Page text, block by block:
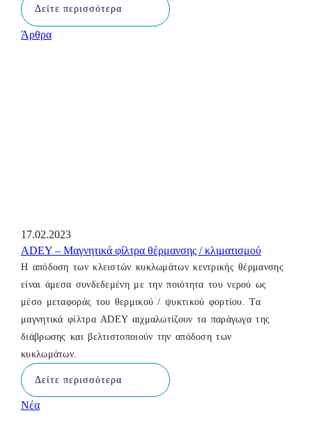
Δείτε περισσότερα
Άρθρα
17.02.2023
ADEY – Μαγνητικά φίλτρα θέρμανσης / κλιματισμού
Η απόδοση των κλειστών κυκλωμάτων κεντρικής θέρμανσης
είναι άμεσα συνδεδεμένη με την ποιότητα του νερού ως
μέσο μεταφοράς του θερμικού / ψυκτικού φορτίου. Τα
μαγνητικά φίλτρα ADEY αιχμαλωτίζουν τα παράγωγα της
διάβρωσης και βελτιστοποιούν την απόδοση των
κυκλωμάτων.
Δείτε περισσότερα
Νέα